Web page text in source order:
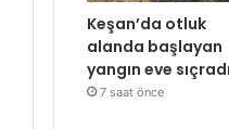
Keşan’da otluk
alanda başlayan
yangın eve sıçradı
7 saat önce